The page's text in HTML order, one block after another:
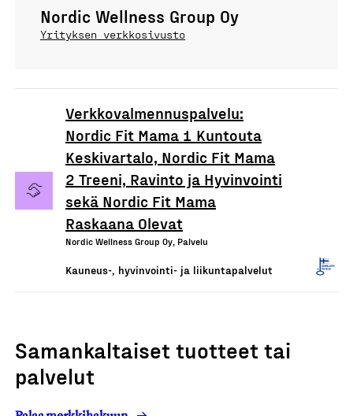
Nordic Wellness Group Oy
Yrityksen verkkosivusto
Verkkovalmennuspalvelu:
Nordic Fit Mama 1 Kuntouta
Keskivartalo, Nordic Fit Mama
2 Treeni, Ravinto ja Hyvinvointi
sekä Nordic Fit Mama
Raskaana Olevat
Nordic Wellness Group Oy, Palvelu
Kauneus-, hyvinvointi- ja liikuntapalvelut
Samankaltaiset tuotteet tai
palvelut